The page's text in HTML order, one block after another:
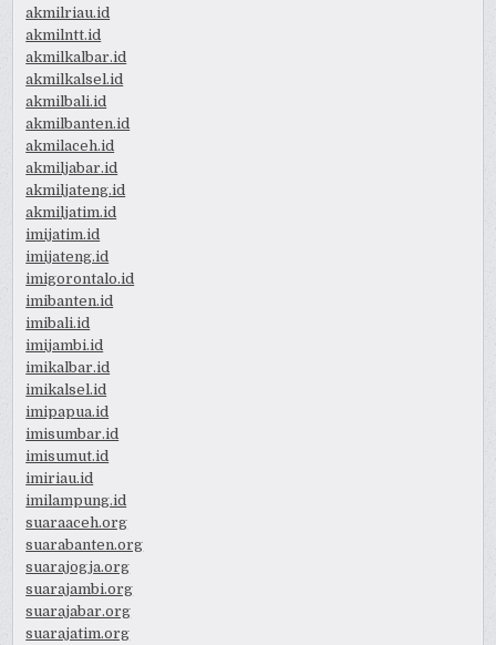
akmilriau.id
akmilntt.id
akmilkalbar.id
akmilkalsel.id
akmilbali.id
akmilbanten.id
akmilaceh.id
akmiljabar.id
akmiljateng.id
akmiljatim.id
imijatim.id
imijateng.id
imigorontalo.id
imibanten.id
imibali.id
imijambi.id
imikalbar.id
imikalsel.id
imipapua.id
imisumbar.id
imisumut.id
imiriau.id
imilampung.id
suaraaceh.org
suarabanten.org
suarajogja.org
suarajambi.org
suarajabar.org
suarajatim.org